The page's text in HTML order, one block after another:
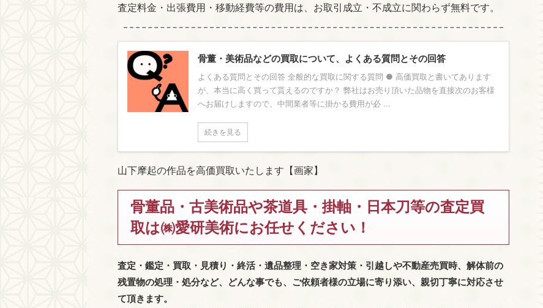
査定料金・出張費用・移動経費等の費用は、お取引成立・不成立に関わらず無料です。
骨董・美術品などの買取について、よくある質問とその回答
よくある質問とその回答 全般的な買取に関する質問 ● 高価買取と書いてあります
が、本当に高く買って貰えるのですか？ 弊社はお売り頂いた品物を直接次のお客様
へお届けしますので、中間業者等に掛かる費用が必 ...
続きを見る
山下摩起の作品を高価買取いたします【画家】
骨董品・古美術品や茶道具・掛軸・日本刀等の査定買
取は㈱愛研美術にお任せください！
査定・鑑定・買取・見積り・終活・遺品整理・空き家対策・引越しや不動産売買時、解体前の
残置物の処理・処分など、どんな事でも、 ご依頼者様の立場に寄り添い、親切丁寧に対応させ
て頂きます。